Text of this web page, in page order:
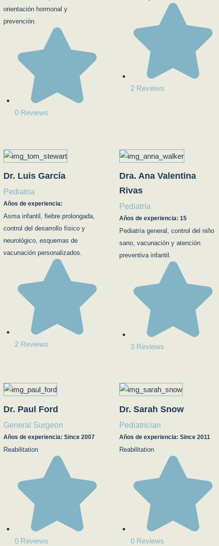
orientación hormonal y
prevención.
0 Reviews
2 Reviews
Dr. Luis García
Pediatria
Años de experiencia:
Asma infantil, fiebre prolongada,
control del desarrollo físico y
neurológico, esquemas de
vacunación personalizados.
2 Reviews
Dra. Ana Valentina
Rivas
Pediatría
Años de experiencia: 15
Pediatría general, control del niño
sano, vacunación y atención
preventiva infantil.
3 Reviews
Dr. Paul Ford
General Surgeon
Años de experiencia: Since 2007
Reabilitation
0 Reviews
Dr. Sarah Snow
Pediatrician
Años de experiencia: Since 2011
Reabilitation
0 Reviews